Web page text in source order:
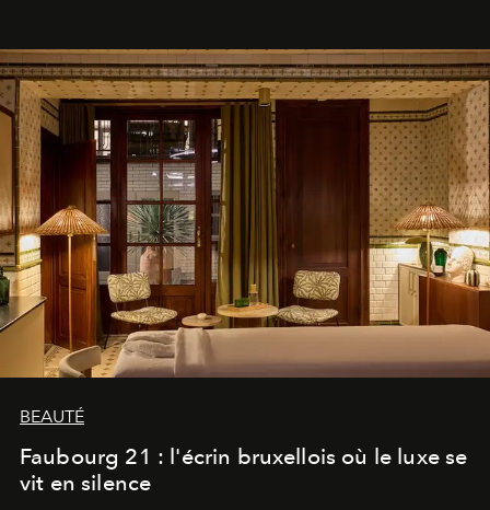
BEAUTÉ
Faubourg 21 : l'écrin bruxellois où le luxe se
vit en silence